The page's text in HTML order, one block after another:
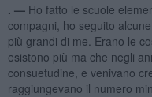
. — Ho fatto le scuole
compagni, ho seguito
più grandi di me. Erano le
esistono più ma che negli
consuetudine, e venivano
raggiungevano il numero